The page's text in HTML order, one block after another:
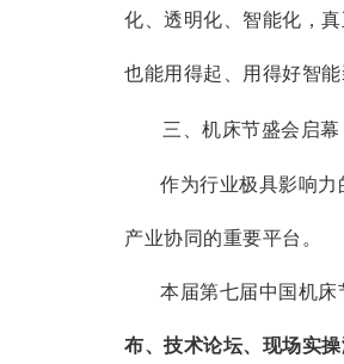
化、透明化、智能化，
也能用得起、用得好智能
三、机床节盛会启
作为行业极具影响力
产业协同的重要平台。
本届第七届中国机床
布、技术论坛、现场实